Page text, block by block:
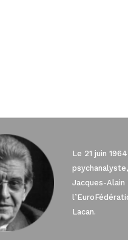
Le 21 juin
Jacques-Alain
Lacan.